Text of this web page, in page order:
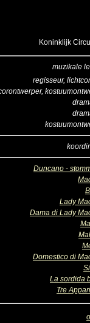
Koninklijk
muzikale
regisseur,
Duncano -
Lady
Dama di Lady
Domestico di
La sordida
Tre